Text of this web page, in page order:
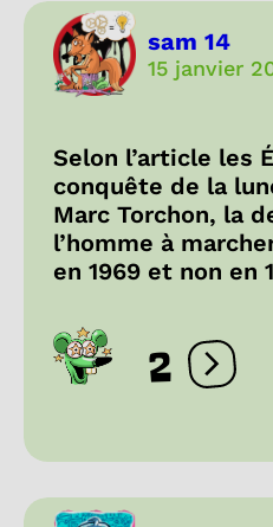
sam 14
15 janvier
Selon l’article les
conquête de la
Marc Torchon, la
l’homme à
en 1969 et non en
2 Ouvrir